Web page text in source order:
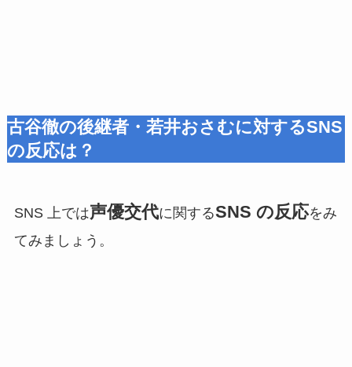
古谷徹の後継者・若井おさむに対するSNS
の反応は？
SNS 上では声優交代に関するSNS の反応をみ
てみましょう。